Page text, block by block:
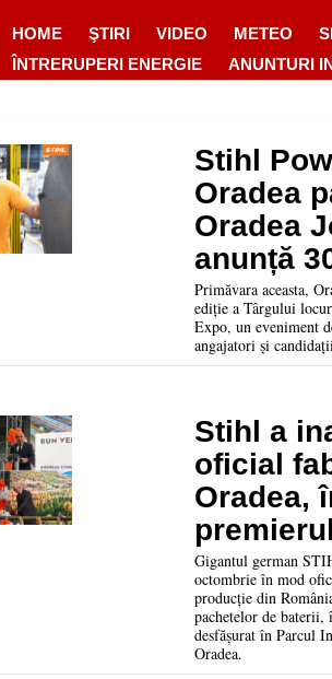
HOME ŞTIRI VIDEO METEO
ÎNTRERUPERI ENERGIE
ANUNTURI
Stihl
Oradea
Oradea
anunță
deschise
Primăvara aceasta,
ediție a Târgului
Expo, un eveniment
angajatori și
Stihl a
oficial
Oradea,
Bolojan
Gigantul german
octombrie în mod
producție din
pachetelor de
desfășurat în Parcul
Oradea.